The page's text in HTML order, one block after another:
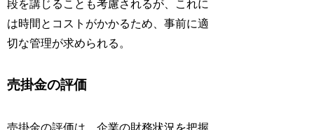
段を講じることも考慮されるが、これに
は時間とコストがかかるため、事前に適
切な管理が求められる。
売掛金の評価
売掛金の評価は、企業の財務状況を把握